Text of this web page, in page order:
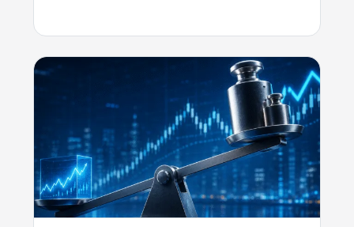
S&P 500, a na początku 2026 roku po raz
pierwszy w historii przebił poziom 10 000
punktów. Które brytyjskie spółki […]